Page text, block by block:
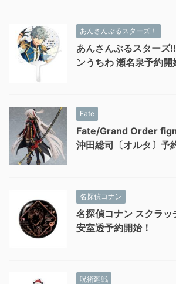
あんさんぶるスターズ！
あんさんぶるスターズ
ンうちわ 瀬名泉予約開
Fate
Fate/Grand Order
沖田総司〔オルタ〕予
名探偵コナン
名探偵コナン スクラ
安室透予約開始！
呪術廻戦